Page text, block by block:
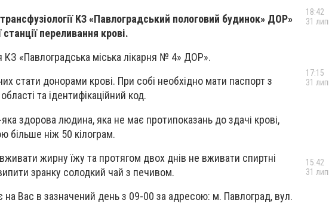
КЗ «Павлоградський пологовий будинок» ДОР»
переливання крові.
КЗ «Павлоградська міська лікарня № 4» ДОР».
стати донорами крові. При собі необхідно мати паспорт з
та ідентифікаційний код.
здорова людина, яка не має протипоказань до здачі крові,
більше ніж 50 кілограм.
жирну їжу та протягом двох днів не вживати спиртні
зранку солодкий чай з печивом.
на Вас в зазначений день з 09-00 за адресою: м. Павлоград, вул.
18:42
31
17:15
31
15:42
31